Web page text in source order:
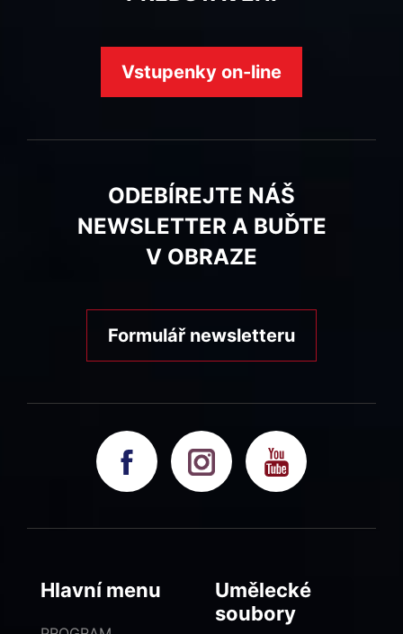
Vstupenky on-line
ODEBÍREJTE NÁŠ
NEWSLETTER A BUĎTE
V OBRAZE
Formulář newsletteru
Hlavní menu
Umělecké
soubory